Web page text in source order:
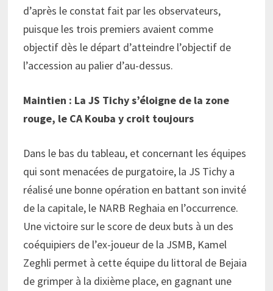
d’après le constat fait par les observateurs,
puisque les trois premiers avaient comme
objectif dès le départ d’atteindre l’objectif de
l’accession au palier d’au-dessus.
Maintien : La JS Tichy s’éloigne de la zone
rouge, le CA Kouba y croit toujours
Dans le bas du tableau, et concernant les équipes
qui sont menacées de purgatoire, la JS Tichy a
réalisé une bonne opération en battant son invité
de la capitale, le NARB Reghaia en l’occurrence.
Une victoire sur le score de deux buts à un des
coéquipiers de l’ex-joueur de la JSMB, Kamel
Zeghli permet à cette équipe du littoral de Bejaia
de grimper à la dixième place, en gagnant une